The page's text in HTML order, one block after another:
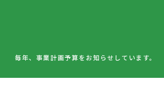
毎年、事業計画予算をお知らせしています。